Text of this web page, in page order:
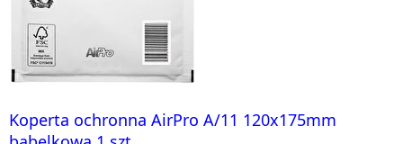
Koperta ochronna AirPro A/11 120x175mm